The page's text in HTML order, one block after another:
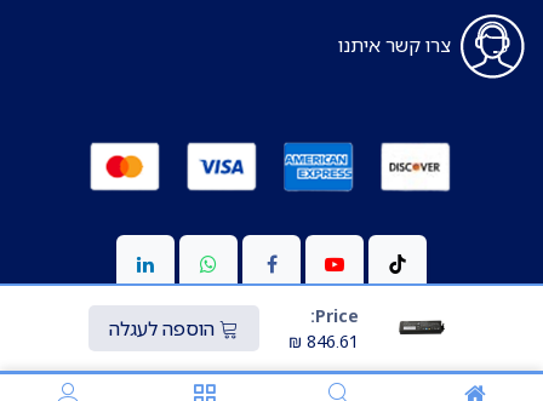
Price:
846.61
₪ הוספה לעגלה
צרו קשר איתנו
מופעל ע"י
Transparo.io